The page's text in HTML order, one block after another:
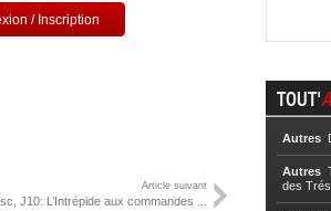
/ Inscription
Article suivant
J10: L’Intrépide aux commandes ...
TOUT'
Autres
Autres
des